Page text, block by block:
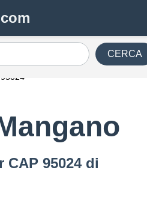
CERCA
95024
CAP 95024 di